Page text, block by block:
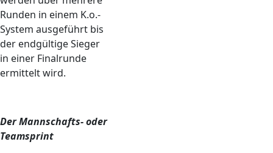
Runden in einem K.o.-
System ausgeführt bis
der endgültige Sieger
in einer Finalrunde
ermittelt wird.
Der Mannschafts- oder
Teamsprint